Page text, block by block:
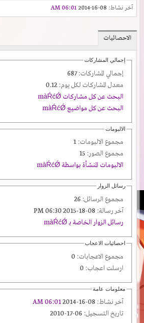
آخر نشاط:
06:01 AM
الاحصائيات
إجمالي المشاركات
إجمالي المشاركات:687
معدل المشاركات لكل يوم:
البحث عن كل مشاركات màŔćǾ
البحث عن كل مواضيع màŔćǾ
الالبومات
مجموع الالبومات:
مجموع الصور:
الالبومات المنشأة بواسطة màŔćǾ
رسائل الزوار
مجموع الرسائل:
آخر رسالة:
رسائل الزوار الخاصة بـ màŔćǾ
احصائيات الاعجاب
مجموع الاعجابات:
ارسلت اعجاب:
معلومات عامة
آخر نشاط:
06:01 AM
تاريخ التسجيل: